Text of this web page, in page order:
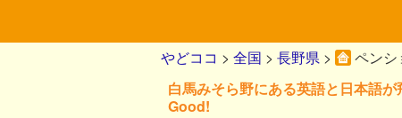
やどココ > 全国 > 長野県 >
ペンシ
白馬みそら野にある英語と日本語
Good!